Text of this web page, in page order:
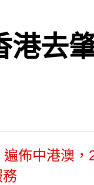
港去
佈中港澳，